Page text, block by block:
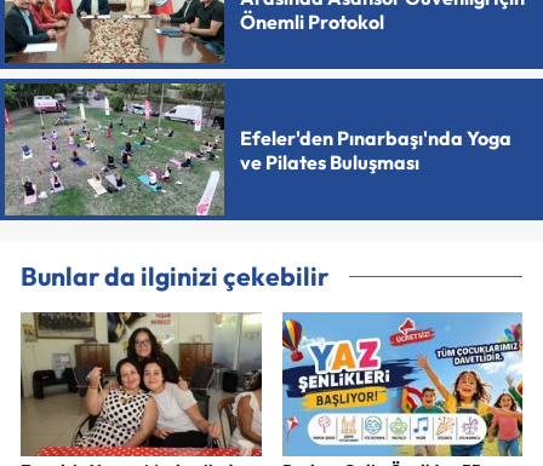
Önemli Protokol
Efeler'den Pınarbaşı'nda Yoga
ve Pilates Buluşması
Bunlar da ilginizi çekebilir